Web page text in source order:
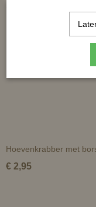
Hoevenkrabber met
€ 2,95